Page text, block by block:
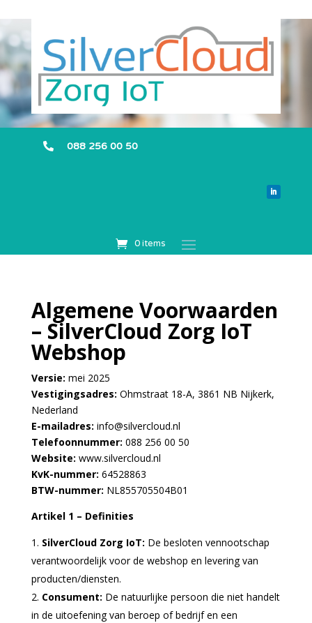
 088 256 00 50
0 items
Algemene Voorwaarden
– SilverCloud Zorg IoT
Webshop
Versie: mei 2025
Vestigingsadres: Ohmstraat 18-A, 3861 NB Nijkerk,
Nederland
E-mailadres: info@silvercloud.nl
Telefoonnummer: 088 256 00 50
Website: www.silvercloud.nl
KvK-nummer: 64528863
BTW-nummer: NL855705504B01
Artikel 1 – Definities
SilverCloud Zorg IoT: De besloten vennootschap
verantwoordelijk voor de webshop en levering van
producten/diensten.
Consument: De natuurlijke persoon die niet handelt
in de uitoefening van beroep of bedrijf en een